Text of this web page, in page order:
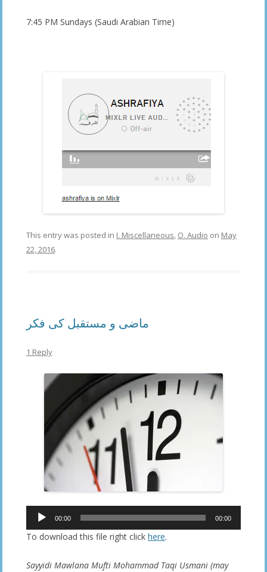
7:45 PM Sundays (Saudi Arabian Time)
This entry was posted in I. Miscellaneous, O. Audio on May
22, 2016.
ماضی و مستقبل کی فکر
1 Reply
Audio
00:00 00:00
To download this file right click here.
Sayyidi Mawlana Mufti Mohammad Taqi Usmani (may